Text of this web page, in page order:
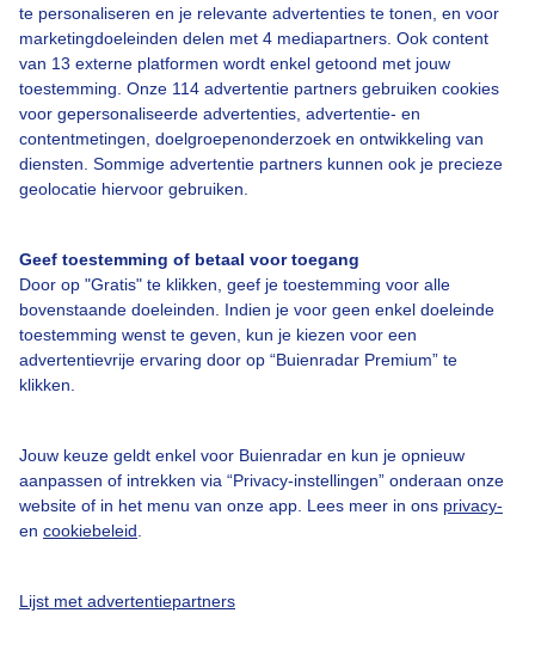
te personaliseren en je relevante advertenties te tonen, en voor
marketingdoeleinden delen met 4 mediapartners. Ook content
van 13 externe platformen wordt enkel getoond met jouw
toestemming. Onze 114 advertentie partners gebruiken cookies
voor gepersonaliseerde advertenties, advertentie- en
contentmetingen, doelgroepenonderzoek en ontwikkeling van
diensten. Sommige advertentie partners kunnen ook je precieze
geolocatie hiervoor gebruiken.
Geef toestemming of betaal voor toegang
Door op "Gratis" te klikken, geef je toestemming voor alle
bovenstaande doeleinden. Indien je voor geen enkel doeleinde
toestemming wenst te geven, kun je kiezen voor een
advertentievrije ervaring door op “Buienradar Premium” te
klikken.
Jouw keuze geldt enkel voor Buienradar en kun je opnieuw
aanpassen of intrekken via “Privacy-instellingen” onderaan onze
website of in het menu van onze app. Lees meer in ons privacy-
en cookiebeleid
Lijst met advertentiepartners
Een moment geduld aub...
Bedrijfsgegevens
Veelgestelde vragen
Contact
Adverteren
Buienradar Team
Cookie beleid